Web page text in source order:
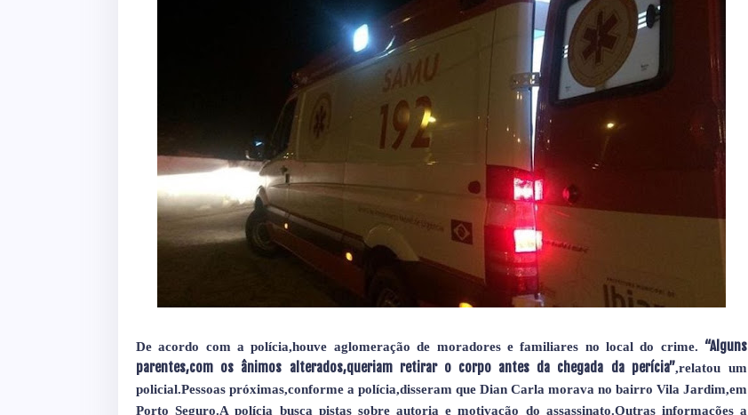
De acordo com a polícia,houve aglomeração de moradores e familiares no local do crime. “Alguns
parentes,com os ânimos alterados,queriam retirar o corpo antes da chegada da perícia”,relatou um
policial.Pessoas próximas,conforme a polícia,disseram que Dian Carla morava no bairro Vila Jardim,em
Porto Seguro.A polícia busca pistas sobre autoria e motivação do assassinato.Outras informações a